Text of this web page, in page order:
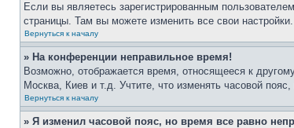
Если вы являетесь зарегистрированным
страницы. Там вы можете изменить все свои настройки.
Вернуться к началу
» На конференции неправильное время!
Возможно, отображается время, относящееся к
Москва, Киев и т.д. Учтите, что изменять часовой
Вернуться к началу
» Я изменил часовой пояс, но время все равно